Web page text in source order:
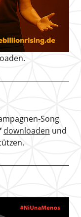
Song
downloaden und